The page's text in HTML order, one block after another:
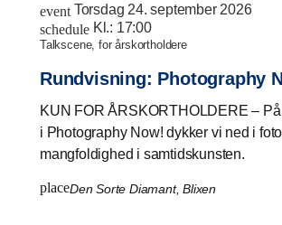
event Torsdag 24. september 2026
schedule Kl.: 17:00
talkscene, for årskortholdere
Rundvisning: Photography
KUN FOR ÅRSKORTHOLDERE –
i Photography Now! dykker vi ned i
mangfoldighed i samtidskunsten.
placeDen Sorte Diamant, Blixen